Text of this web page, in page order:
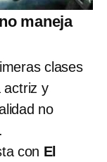
maneja
clases
actriz y
no
con El